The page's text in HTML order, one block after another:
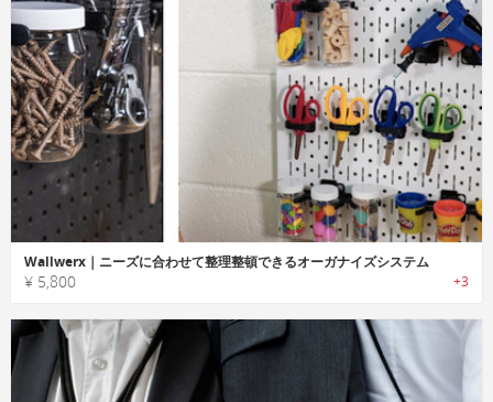
Wallwerx｜ニーズに合わせて整理整頓できるオーガナイズシステム
¥ 5,800 +3